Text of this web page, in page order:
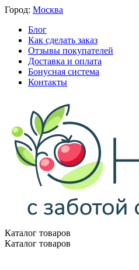
Город: Москва
Блог
Как сделать заказ
Отзывы покупателей
Доставка и оплата
Бонусная система
Контакты
Каталог товаров
Каталог товаров